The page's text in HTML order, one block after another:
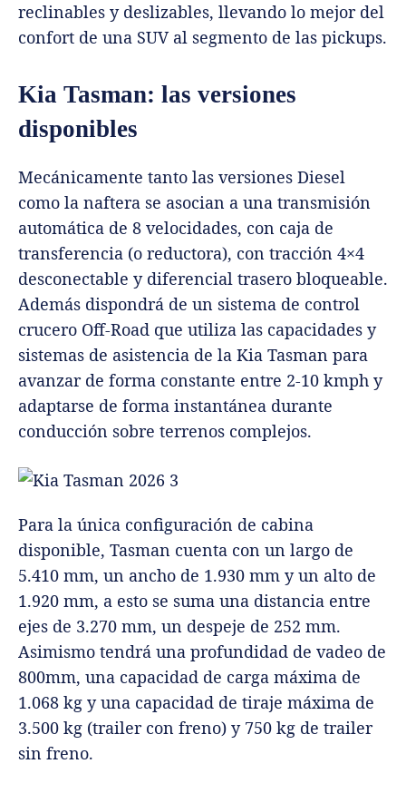
reclinables y deslizables, llevando lo mejor del
confort de una SUV al segmento de las pickups.
Kia Tasman: las versiones
disponibles
Mecánicamente tanto las versiones Diesel
como la naftera se asocian a una transmisión
automática de 8 velocidades, con caja de
transferencia (o reductora), con tracción 4×4
desconectable y diferencial trasero bloqueable.
Además dispondrá de un sistema de control
crucero Off-Road que utiliza las capacidades y
sistemas de asistencia de la Kia Tasman para
avanzar de forma constante entre 2-10 kmph y
adaptarse de forma instantánea durante
conducción sobre terrenos complejos.
Para la única configuración de cabina
disponible, Tasman cuenta con un largo de
5.410 mm, un ancho de 1.930 mm y un alto de
1.920 mm, a esto se suma una distancia entre
ejes de 3.270 mm, un despeje de 252 mm.
Asimismo tendrá una profundidad de vadeo de
800mm, una capacidad de carga máxima de
1.068 kg y una capacidad de tiraje máxima de
3.500 kg (trailer con freno) y 750 kg de trailer
sin freno.